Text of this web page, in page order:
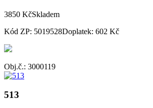
3850 KčSkladem
Kód ZP: 5019528Doplatek: 602 Kč
Obj.č.: 3000119
513